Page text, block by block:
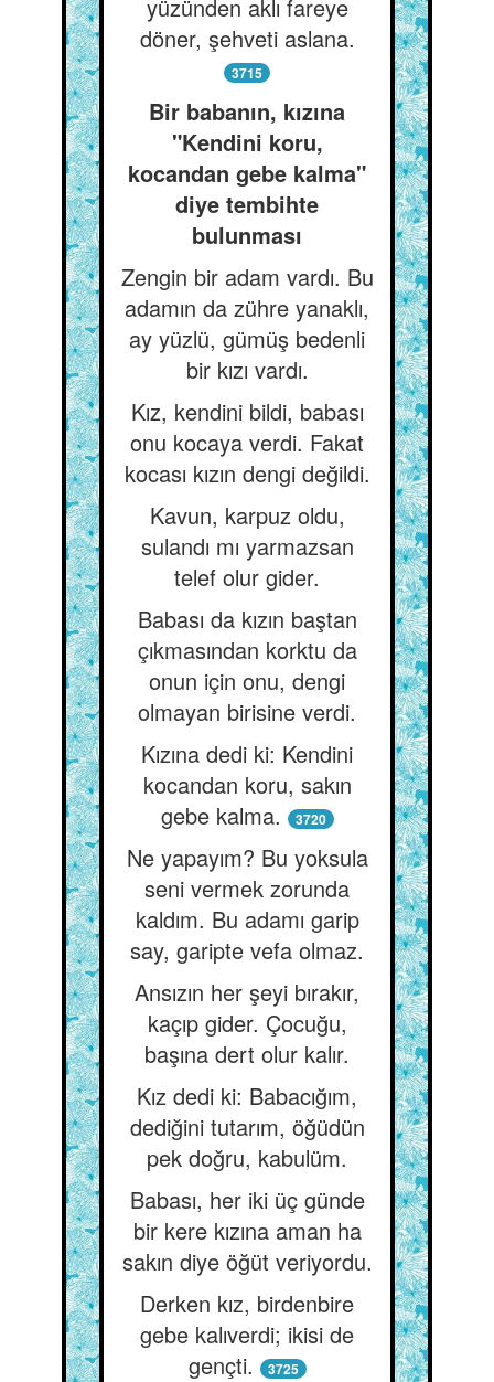
yüzünden aklı fareye
döner, şehveti aslana.
3715
Bir babanın, kızına
"Kendini koru,
kocandan gebe kalma"
diye tembihte
bulunması
Zengin bir adam vardı. Bu
adamın da zühre yanaklı,
ay yüzlü, gümüş bedenli
bir kızı vardı.
Kız, kendini bildi, babası
onu kocaya verdi. Fakat
kocası kızın dengi değildi.
Kavun, karpuz oldu,
sulandı mı yarmazsan
telef olur gider.
Babası da kızın baştan
çıkmasından korktu da
onun için onu, dengi
olmayan birisine verdi.
Kızına dedi ki: Kendini
kocandan koru, sakın
gebe kalma.
3720
Ne yapayım? Bu yoksula
seni vermek zorunda
kaldım. Bu adamı garip
say, garipte vefa olmaz.
Ansızın her şeyi bırakır,
kaçıp gider. Çocuğu,
başına dert olur kalır.
Kız dedi ki: Babacığım,
dediğini tutarım, öğüdün
pek doğru, kabulüm.
Babası, her iki üç günde
bir kere kızına aman ha
sakın diye öğüt veriyordu.
Derken kız, birdenbire
gebe kalıverdi; ikisi de
gençti.
3725